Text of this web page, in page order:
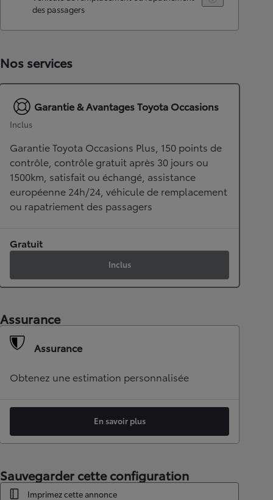
des passagers
Nos services
Garantie & Avantages Toyota Occasions
Inclus
Garantie Toyota Occasions Plus, 150 points de
contrôle, contrôle gratuit après 30 jours ou
1500km, satisfait ou échangé, assistance
européenne 24h/24, véhicule de remplacement
ou rapatriement des passagers
Gratuit
Inclus
Assurance
Assurance
Obtenez une estimation personnalisée
En savoir plus
Sauvegarder cette configuration
Imprimez cette annonce